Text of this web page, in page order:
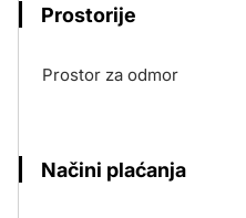
Prostorije
Prostor za odmor
Načini plaćanja